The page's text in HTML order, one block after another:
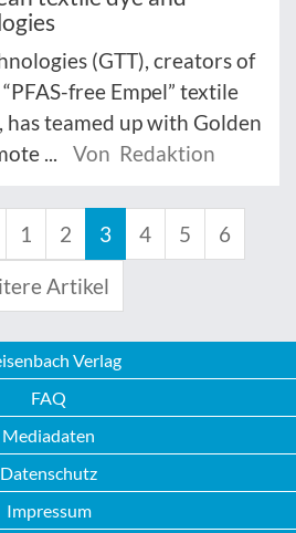
(GTT), creators of
free Empel” textile
teamed up with Golden
...
Von Redaktion
1 2 3 4 5 6
Artikel
Verlag
FAQ
Mediadaten
Datenschutz
Impressum